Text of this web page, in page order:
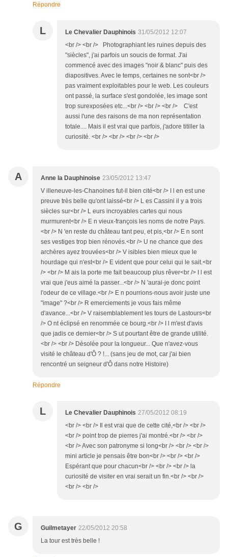
Répondre
L Le Chevalier Dauphinois 31/05/2012 12:07
<br /> <br /> Photographiant les ruines depuis des
"siècles", j'ai parfois un soucis de format. J'ai
commencé avec des images "noir & blanc" puis des
diapositives. Avec le temps, certaines ne sont<br />
pas vraiment exploitables pour le web. Les couleurs
ont passé, la surface s'est gondolée, les image sont
trop surexposées etc...<br /> <br /> <br /> C'est
aussi l'une des raisons de ma non représentation
totale.... Mais il est vrai que parfois, j'adore titiller la
curiosité. <br /> <br /> <br /> <br />
A Anne la Dauphinoise 23/05/2012 13:47
V illeneuve-les-Chanoines fut-il bien cité<br /> I l en est une
preuve très belle qu'ont laissé<br /> L es Cassini il y a trois
siècles sur<br /> L eurs incroyables cartes qui nous
murmurent<br /> E n vieux-françois les noms de notre Pays.
<br /> N 'en reste du château tant peu, et pis,<br /> E n sont
ses vestiges trop bien rénovés.<br /> U ne chance que des
archères ayez trouvées<br /> V isibles bien mieux que le
hourdage qui n'est<br /> E vident que pour celui qui le sait.<br
/> <br /> M ais la porte me fait beaucoup plus rêver<br /> I l est
vrai que j'eus aimé la passer...<br /> N 'aurai-je donc point
l'odeur de ce village.<br /> E n pourrions-nous avoir juste une
"image" ?<br /> R emerciements je vous fais même
d'avance...<br /> V raisemblablement les tours de Lastours<br
/> O nt éclipsé en renommée ce bourg.<br /> I l m'est d'avis
que jadis ce dernier<br /> S ut pourtant être de grande utilité.
<br /> <br /> Désolée pour la longueur... Que n'avez-vous
visité le château d'Ô ? !... (sans jeu de mot, car j'ai bien
rencontré un seigneur d'Ô dans notre Histoire)
Répondre
L Le Chevalier Dauphinois 27/05/2012 08:19
<br /> <br /> Il est vrai que de cette cité,<br /> <br />
<br /> point trop de pierres j'ai montré.<br /> <br />
<br /> Avec son patronyme si long<br /> <br /> <br />
mini article je pensais être bon<br /> <br /> <br />
Espérant que pour chacun<br /> <br /> <br /> la
curiosité de visiter en vrai serait un fin.<br /> <br />
<br /> <br />
G Guilmetayer 22/05/2012 20:58
La tour est très belle !